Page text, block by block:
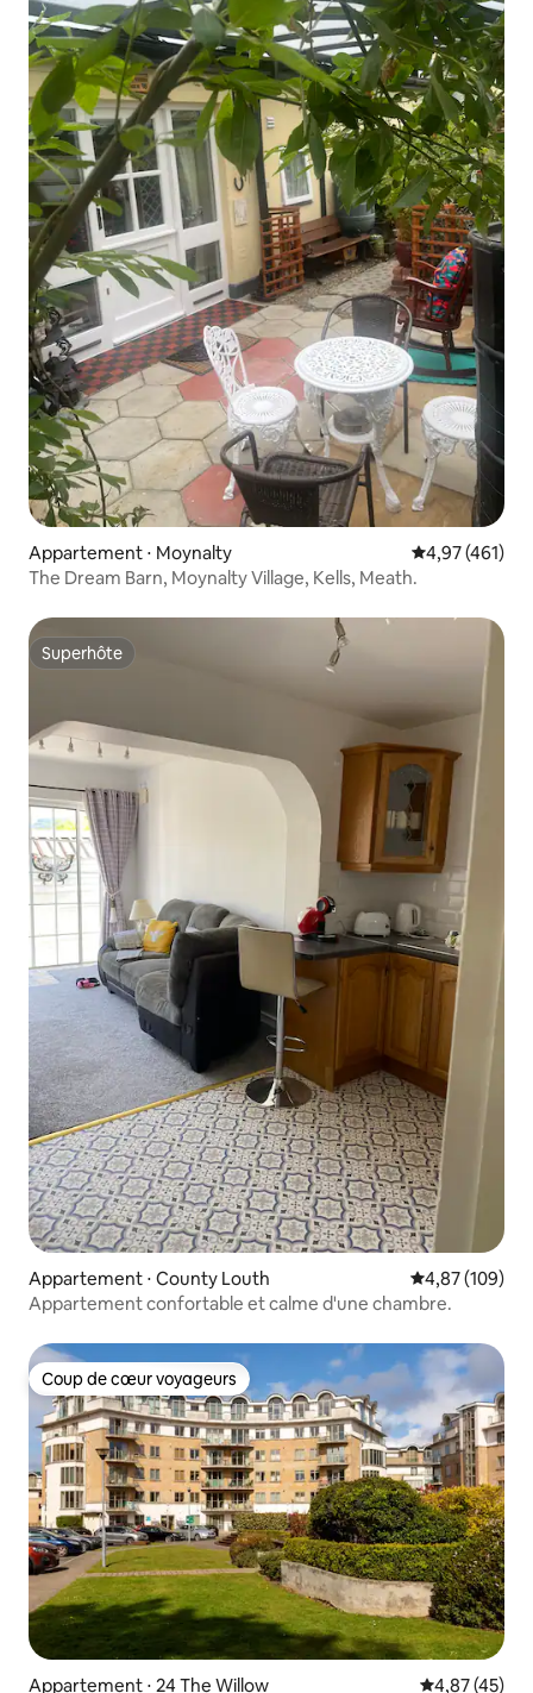
Appartement ⋅ Moynalty Évaluation
4,97 (461)
The Dream Barn, Moynalty Village, Kells, Meath.
Superhôte
Superhôte
Appartement ⋅ County Louth Évaluation
4,87 (109)
Appartement confortable et calme d'une chambre.
Coup de cœur voyageurs
Coup de cœur voyageurs
Appartement ⋅ 24 The Willow Évaluation
4,87 (45)